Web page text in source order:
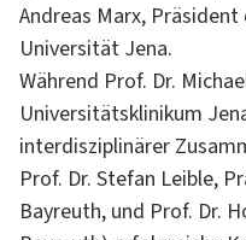
Andreas Marx,
Universität Jena.
Während Prof. Dr.
Universitätsklinikum
interdisziplinärer
Prof. Dr. Stefan Leible,
Bayreuth, und Prof. Dr.